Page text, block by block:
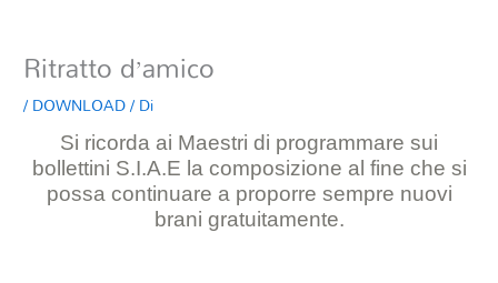
Ritratto d’amico
/DOWNLOAD/ Di
Si ricorda ai Maestri di programmare sui
bollettini S.I.A.E la composizione al fine che si
possa continuare a proporre sempre nuovi
brani gratuitamente.